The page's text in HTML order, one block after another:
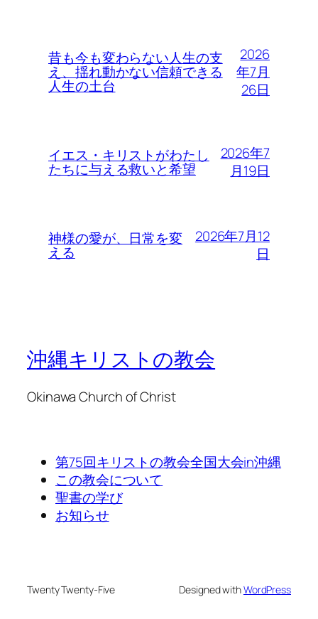
昔も今も変わらない人生の支
え、揺れ動かない信頼できる
人生の土台
2026
年7月
26日
イエス・キリストがわたし
たちに与える救いと希望
2026年7
月19日
神様の愛が、日常を変
える
2026年7月12
日
沖縄キリストの教会
Okinawa Church of Christ
第75回キリストの教会全国大会in沖縄
この教会について
聖書の学び
お知らせ
Twenty Twenty-Five Designed withWordPress